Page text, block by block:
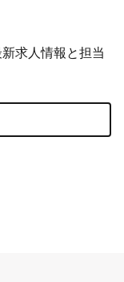
求人情報と担当